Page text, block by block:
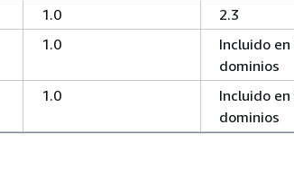
1.0
2.3
1.0
Incluido
dominios
1.0
Incluido
dominios